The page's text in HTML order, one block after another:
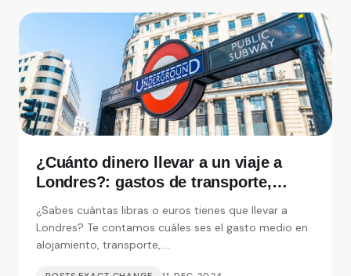
¿Cuánto dinero llevar a un viaje a
Londres?: gastos de transporte,
¿Sabes cuántas libras o euros tienes que llevar a
Londres? Te contamos cuáles ses el gasto medio en
alojamiento, transporte,....